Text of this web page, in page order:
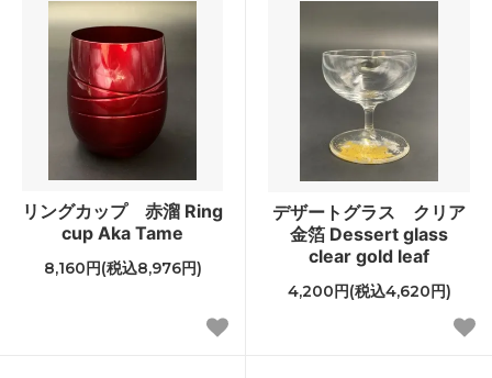
リングカップ 赤溜 Ring
cup Aka Tame
8,160円(税込8,976円)
デザートグラス クリア
金箔 Dessert glass
clear gold leaf
4,200円(税込4,620円)